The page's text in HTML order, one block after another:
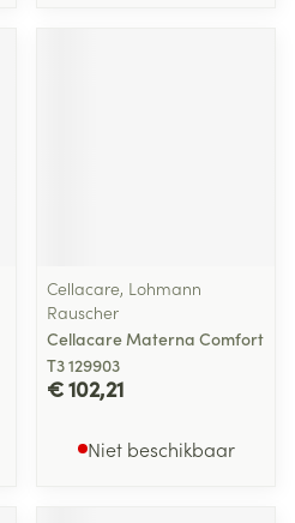
Cellacare, Lohmann
Rauscher
Cellacare Materna Comfort
T3 129903
€ 102,21
Niet beschikbaar